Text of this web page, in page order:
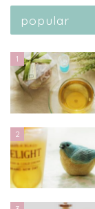
popular
1
2